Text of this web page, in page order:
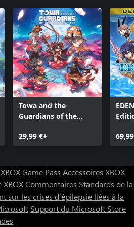
Towa and the
Guardians of the
29,99 €+
XBOX Game Pass Accessoires XBOX
XBOXCommentaires Standards de la
sur les crises d’épilepsie liées à la
Support du Microsoft Store